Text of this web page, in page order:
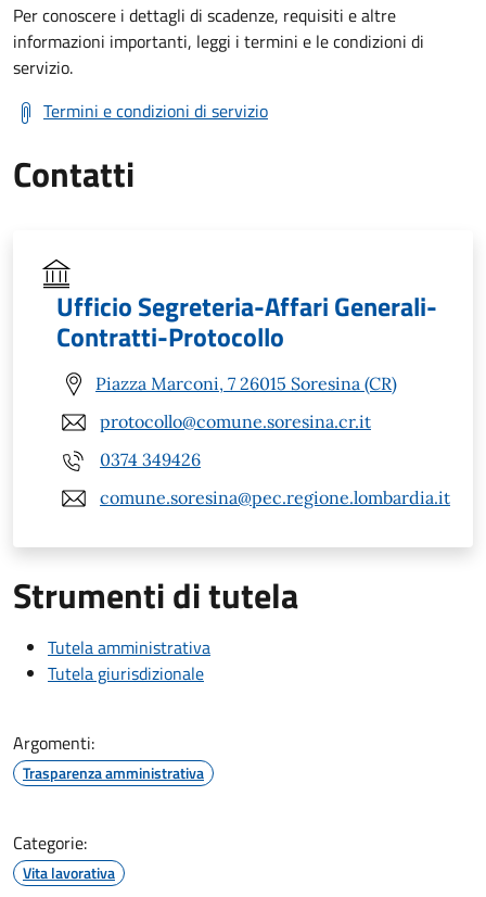
Per conoscere i dettagli di scadenze, requisiti e altre
informazioni importanti, leggi i termini e le condizioni di
servizio.
Termini e condizioni di servizio
Contatti
Ufficio Segreteria-Affari Generali-
Contratti-Protocollo
Piazza Marconi, 7 26015 Soresina (CR)
protocollo@comune.soresina.cr.it
0374 349426
comune.soresina@pec.regione.lombardia.it
Strumenti di tutela
Tutela amministrativa
Tutela giurisdizionale
Argomenti:
Trasparenza amministrativa
Categorie:
Vita lavorativa